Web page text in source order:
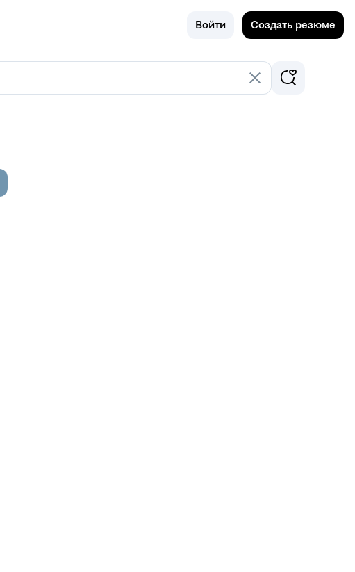
Войти Создать резюме